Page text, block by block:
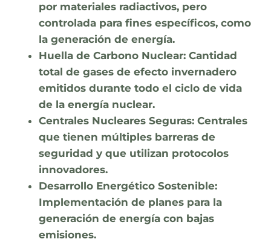
por materiales radiactivos, pero
controlada para fines específicos, como
la generación de energía.
Huella de Carbono Nuclear: Cantidad
total de gases de efecto invernadero
emitidos durante todo el ciclo de vida
de la energía nuclear.
Centrales Nucleares Seguras: Centrales
que tienen múltiples barreras de
seguridad y que utilizan protocolos
innovadores.
Desarrollo Energético Sostenible:
Implementación de planes para la
generación de energía con bajas
emisiones.